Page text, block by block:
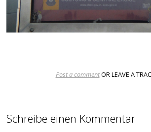
Post a commentOR LEAVE A
Schreibe einen Kommentar